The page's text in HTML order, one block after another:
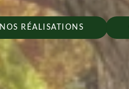
NOS RÉALISATIONS